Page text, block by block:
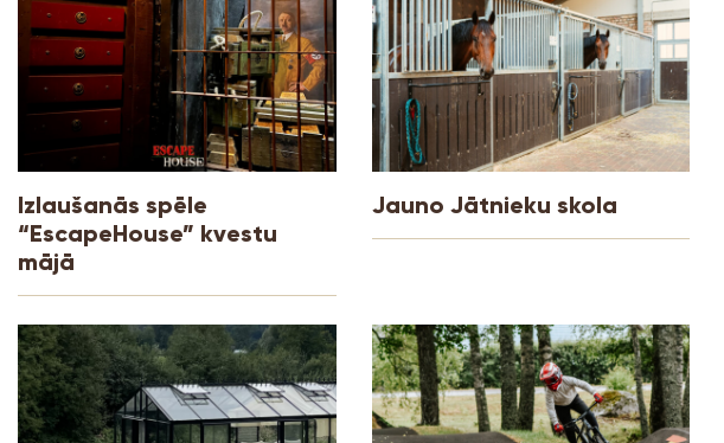
Izlaušanās spēle
“EscapeHouse” kvestu
mājā
Jauno Jātnieku skola